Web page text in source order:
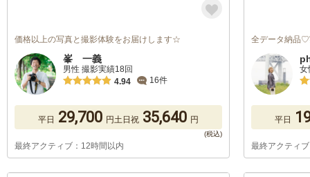
価格以上の写真と撮影体験をお届けします☆
峯 一義
男性 撮影実績18回
4.94
16件
平日 29,700 円土日祝 35,640 円
最終アクティブ：12時間以内
全データ納品
女
平日
最終アクティ